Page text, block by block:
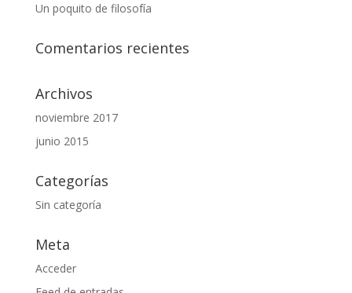
Un poquito de filosofía
Comentarios recientes
Archivos
noviembre 2017
junio 2015
Categorías
Sin categoría
Meta
Acceder